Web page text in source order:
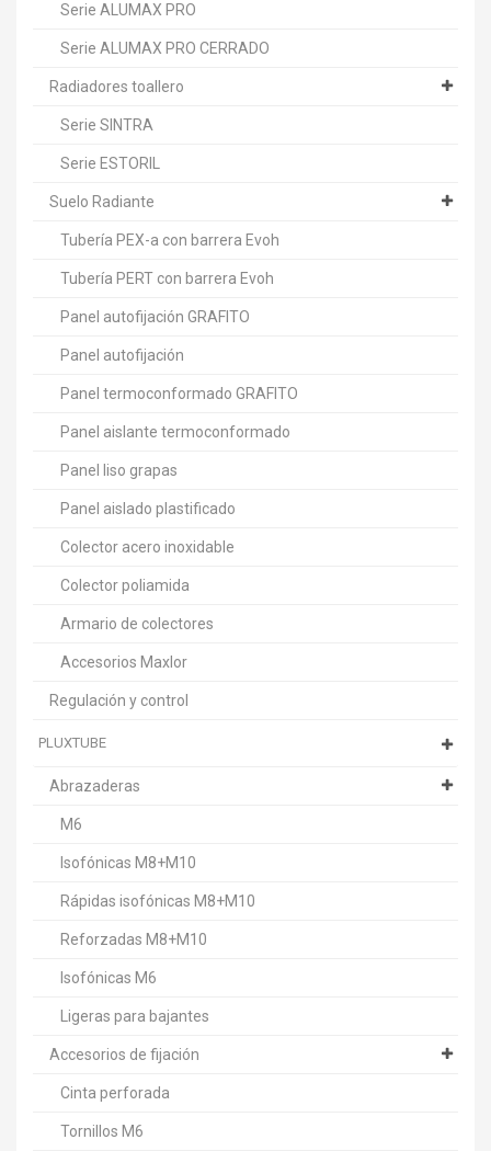
Serie ALUMAX PRO
Serie ALUMAX PRO CERRADO
Radiadores toallero
Serie SINTRA
Serie ESTORIL
Suelo Radiante
Tubería PEX-a con barrera Evoh
Tubería PERT con barrera Evoh
Panel autofijación GRAFITO
Panel autofijación
Panel termoconformado GRAFITO
Panel aislante termoconformado
Panel liso grapas
Panel aislado plastificado
Colector acero inoxidable
Colector poliamida
Armario de colectores
Accesorios Maxlor
Regulación y control
PLUXTUBE
Abrazaderas
M6
Isofónicas M8+M10
Rápidas isofónicas M8+M10
Reforzadas M8+M10
Isofónicas M6
Ligeras para bajantes
Accesorios de fijación
Cinta perforada
Tornillos M6